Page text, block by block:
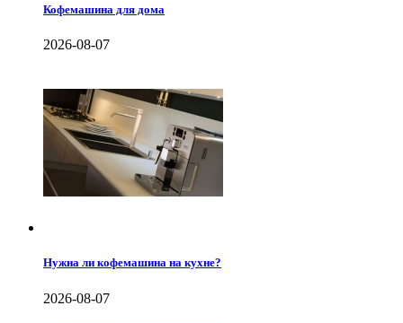
Кофемашина для дома
2026-08-07
Нужна ли кофемашина на кухне?
2026-08-07